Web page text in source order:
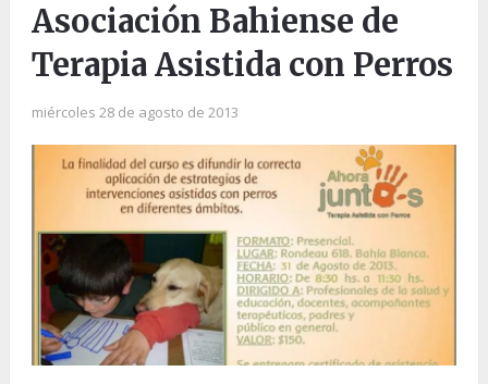
Asociación Bahiense de
Terapia Asistida con Perros
miércoles 28 de agosto de 2013